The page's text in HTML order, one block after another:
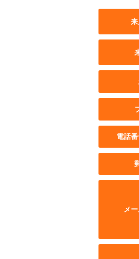
来
電話番
メ